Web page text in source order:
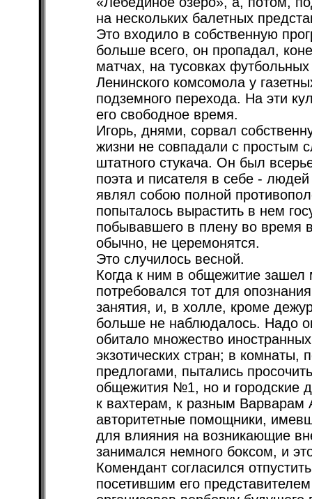
на нескольких балетных
Это входило в собственную
больше всего, он пропадал,
матчах, на тусовках
Ленинского комсомола у
подземного перехода. На эти
его свободное время.
Игорь, днями, сорвал
жизни не совпадали с простым
штатного стукача. Он был
поэта и писателя в себе -
являл собою полной
попыталось вырастить в нем
побывавшего в плену во время
обычно, не церемонятся.
Это случилось весной.
Когда к ним в общежитие зашел
потребовался тот для
занятия, и, в холле, кроме
больше не наблюдалось. Надо
обитало множество
экзотических стран; в
предлогами, пытались
общежития №1, но и городские
к вахтерам, к разным
авторитетные помощники,
для влияния на возникающие
занимался немного боксом, и
Комендант согласился
посетившим его